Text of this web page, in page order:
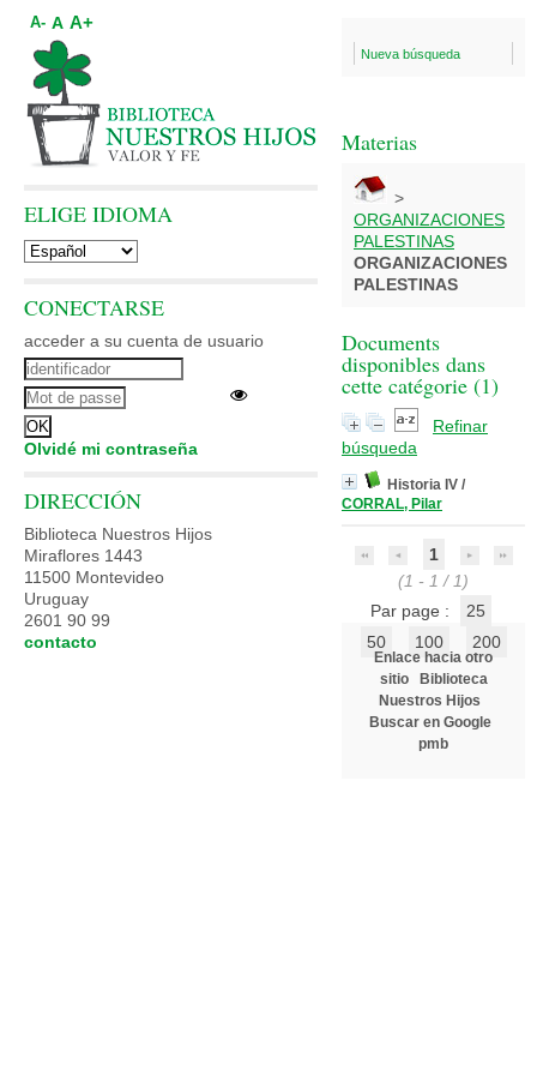
Nueva búsqueda
Materias
>
ORGANIZACIONES
PALESTINAS
ORGANIZACIONES
PALESTINAS
Documents
disponibles dans
cette catégorie (1)
Refinar
búsqueda
Historia IV /
CORRAL, Pilar
1
(1 - 1 / 1)
Par page :
25
50
100 200
Enlace hacia otro
sitio
Biblioteca
Nuestros Hijos
Buscar en Google
pmb
A- A A+
ELIGE IDIOMA
CONECTARSE
acceder a su cuenta de usuario
Olvidé mi contraseña
DIRECCIÓN
Biblioteca Nuestros Hijos
Miraflores 1443
11500 Montevideo
Uruguay
2601 90 99
contacto